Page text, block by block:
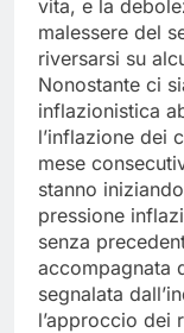
vita, e la
malessere del
riversarsi su
Nonostante ci
inflazionistica
l’inflazione dei
mese
stanno
pressione
senza
accompagnata
segnalata
l’approccio dei